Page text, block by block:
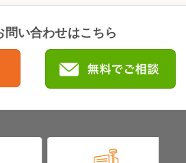
い合わせはこちら